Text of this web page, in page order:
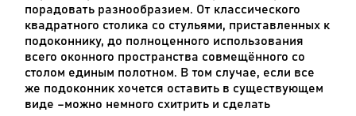
порадовать разнообразием. От классического
квадратного столика со стульями, приставленных к
подоконнику, до полноценного использования
всего оконного пространства совмещённого со
столом единым полотном. В том случае, если все
же подоконник хочется оставить в существующем
виде –можно немного схитрить и сделать